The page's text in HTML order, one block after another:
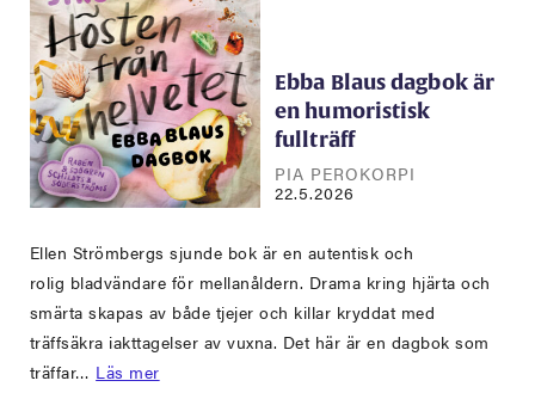
Ebba Blaus dagbok är
en humoristisk
fullträff
PIA PEROKORPI
22.5.2026
Ellen Strömbergs sjunde bok är en autentisk och
rolig bladvändare för mellanåldern. Drama kring hjärta och
smärta skapas av både tjejer och killar kryddat med
träffsäkra iakttagelser av vuxna. Det här är en dagbok som
träffar… Läs mer